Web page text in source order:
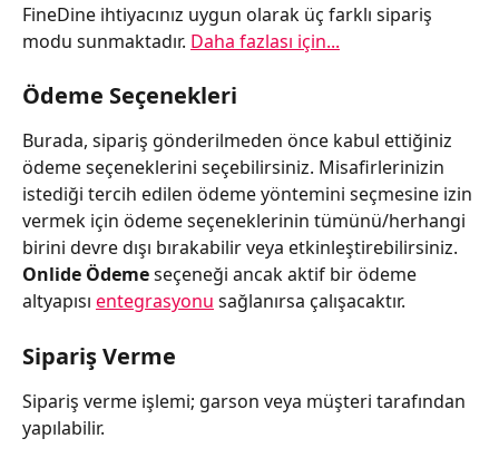
FineDine ihtiyacınız uygun olarak üç farklı sipariş
modu sunmaktadır. Daha fazlası için...
Ödeme Seçenekleri
Burada, sipariş gönderilmeden önce kabul ettiğiniz
ödeme seçeneklerini seçebilirsiniz. Misafirlerinizin
istediği tercih edilen ödeme yöntemini seçmesine izin
vermek için ödeme seçeneklerinin tümünü/herhangi
birini devre dışı bırakabilir veya etkinleştirebilirsiniz.
Onlide Ödeme seçeneği ancak aktif bir ödeme
altyapısı entegrasyonu sağlanırsa çalışacaktır.
Sipariş Verme
Sipariş verme işlemi; garson veya müşteri tarafından
yapılabilir.